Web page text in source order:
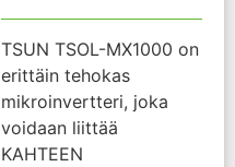
TSUN TSOL-MX1000 on
erittäin tehokas
mikroinvertteri, joka
voidaan liittää
KAHTEEN